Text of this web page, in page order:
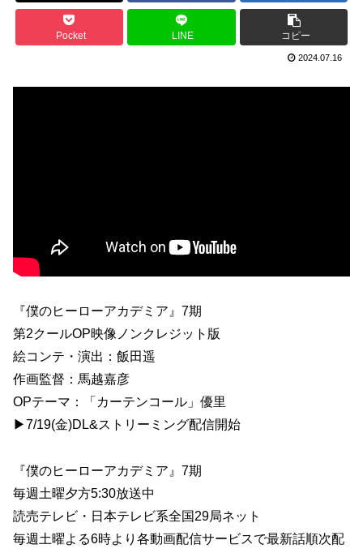
Pocket LINE コピー
2024.07.16
『僕のヒーローアカデミア』7期
第2クールOP映像ノンクレジット版
絵コンテ・演出：飯田遥
作画監督：馬越嘉彦
OPテーマ：「カーテンコール」優里
▶7/19(金)DL&ストリーミング配信開始
『僕のヒーローアカデミア』7期
毎週土曜夕方5:30放送中
読売テレビ・日本テレビ系全国29局ネット
毎週土曜よる6時より各動画配信サービスで最新話順次配